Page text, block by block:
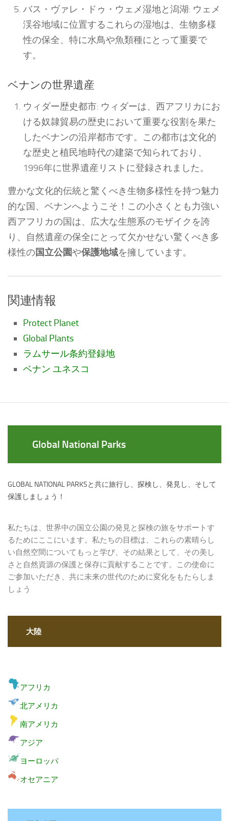
バス・ヴァレ・ドゥ・ウェメ湿地と潟湖: ウェメ
渓谷地域に位置するこれらの湿地は、生物多様
性の保全、特に水鳥や魚類種にとって重要で
す。
ベナンの世界遺産
ウィダー歴史都市: ウィダーは、西アフリカにお
ける奴隷貿易の歴史において重要な役割を果た
したベナンの沿岸都市です。この都市は文化的
な歴史と植民地時代の建築で知られており、
1996年に世界遺産リストに登録されました。
豊かな文化的伝統と驚くべき生物多様性を持つ魅力
的な国、ベナンへようこそ！この小さくとも力強い
西アフリカの国は、広大な生態系のモザイクを誇
り、自然遺産の保全にとって欠かせない驚くべき多
様性の国立公園や保護地域を擁しています。
関連情報
Protect Planet
Global Plants
ラムサール条約登録地
ベナン ユネスコ
Global National Parks
GLOBAL NATIONAL PARKSと共に旅行し、探検し、発見し、そして
保護しましょう！
私たちは、世界中の国立公園の発見と探検の旅をサポートす
るためにここにいます。私たちの目標は、これらの素晴らし
い自然空間についてもっと学び、その結果として、その美し
さと自然資源の保護と保存に貢献することです。この使命に
ご参加いただき、共に未来の世代のために変化をもたらしま
しょう
大陸
アフリカ
北アメリカ
南アメリカ
アジア
ヨーロッパ
オセアニア